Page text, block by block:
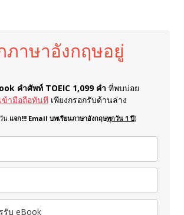
ภาษาอังกฤษอยู่
คำศัพท์ TOEIC 1,099 คำ ที่พบบ่อย
ข้ามือถือทันที เพียงกรอกรับด้านล่าง
น แจก!!! Email บทเรียนภาษาอังกฤษทุกวัน 1 ปี)